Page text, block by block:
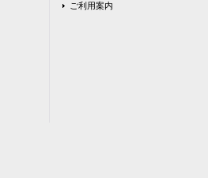
ご利用案内